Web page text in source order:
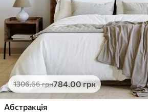
1306.66грн784.00грн
Абстракція